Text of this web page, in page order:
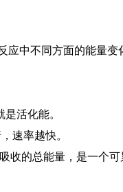
中不同方面的能量变
活化能。
速率越快。
收的总能量，是一个可